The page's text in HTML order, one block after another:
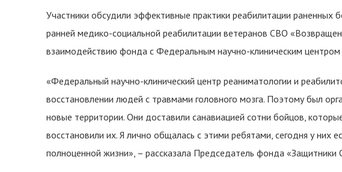
Участники обсудили эффективные практики реабилитации раненных
ранней медико-социальной реабилитации ветеранов СВО
взаимодействию фонда с Федеральным научно-клиническим центром
«Федеральный научно-клинический центр реаниматологии и
восстановлении людей с травмами головного мозга. Поэтому был
новые территории. Они доставили санавиацией сотни бойцов,
восстановили их. Я лично общалась с этими ребятами, сегодня у них
полноценной жизни», – рассказала Председатель фонда «Защитники